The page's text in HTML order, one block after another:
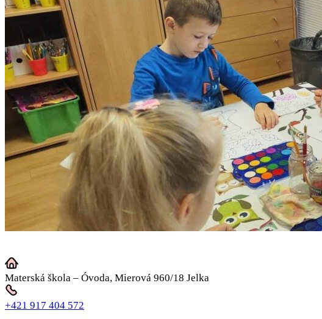
Materská škola – Óvoda, Mierová 960/18 Jelka
+421 917 404 572